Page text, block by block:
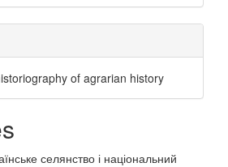
of agrarian history
селянство і національний